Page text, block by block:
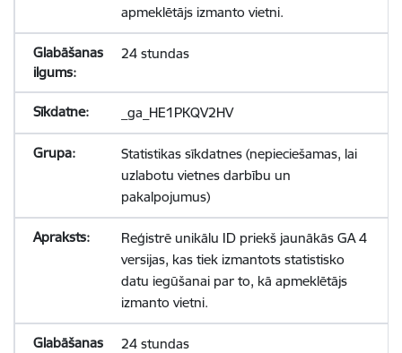
apmeklētājs izmanto vietni.
24 stundas
_ga_HE1PKQV2HV
Statistikas sīkdatnes (nepieciešamas, lai
uzlabotu vietnes darbību un
pakalpojumus)
Reģistrē unikālu ID priekš jaunākās GA 4
versijas, kas tiek izmantots statistisko
datu iegūšanai par to, kā apmeklētājs
izmanto vietni.
24 stundas